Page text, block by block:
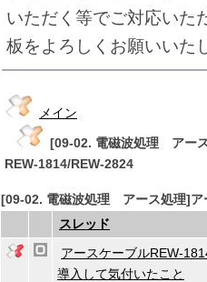
いただく等でご対応いた
板をよろしくお願いいた
メイン
[09-02. 電磁波処理 アー
REW-1814/REW-2824
[09-02. 電磁波処理 アース処理]
スレッド
アースケーブルREW-
導入して気付いたこと